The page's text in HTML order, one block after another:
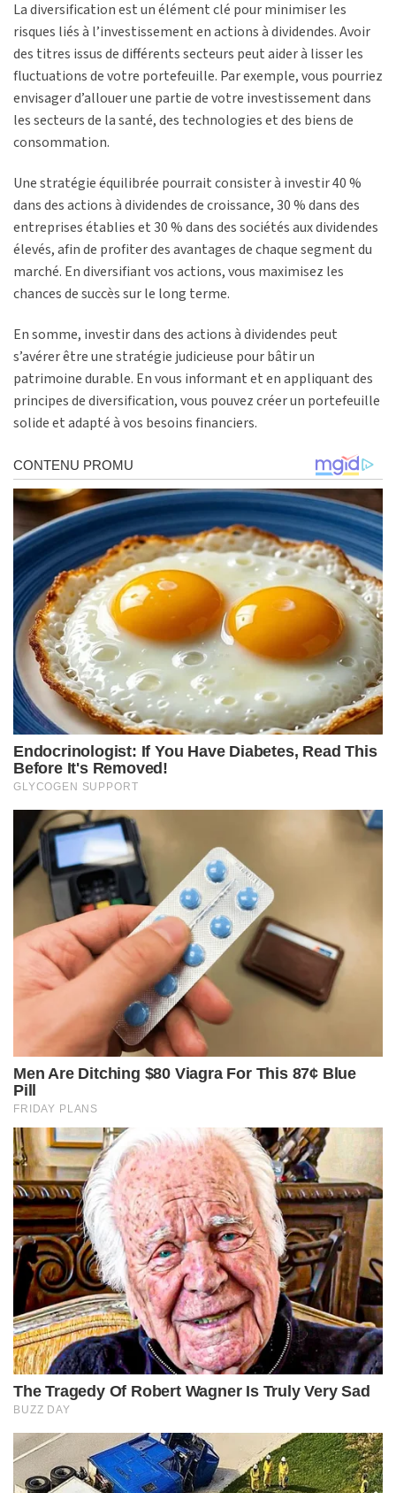
La diversification est un élément clé pour minimiser les
risques liés à l’investissement en actions à dividendes. Avoir
des titres issus de différents secteurs peut aider à lisser les
fluctuations de votre portefeuille. Par exemple, vous pourriez
envisager d’allouer une partie de votre investissement dans
les secteurs de la santé, des technologies et des biens de
consommation.
Une stratégie équilibrée pourrait consister à investir 40 %
dans des actions à dividendes de croissance, 30 % dans des
entreprises établies et 30 % dans des sociétés aux dividendes
élevés, afin de profiter des avantages de chaque segment du
marché. En diversifiant vos actions, vous maximisez les
chances de succès sur le long terme.
En somme, investir dans des actions à dividendes peut
s’avérer être une stratégie judicieuse pour bâtir un
patrimoine durable. En vous informant et en appliquant des
principes de diversification, vous pouvez créer un portefeuille
solide et adapté à vos besoins financiers.